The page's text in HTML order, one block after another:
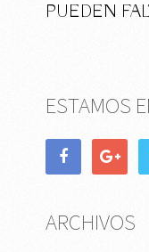
PUEDEN
ESTAMOS
ARCHIVOS